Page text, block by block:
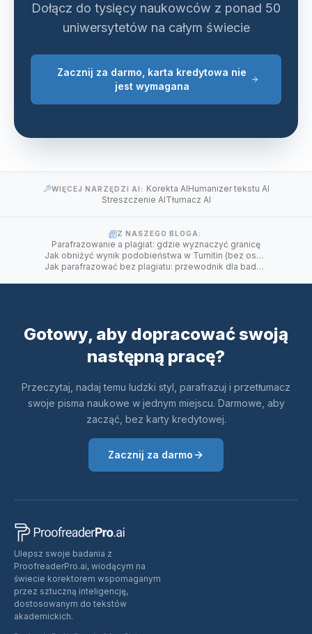
Dołącz do tysięcy naukowców z ponad 50
uniwersytetów na całym świecie
Zacznij za darmo, karta kredytowa nie
jest wymagana
WIĘCEJ NARZĘDZI AI: Korekta AIHumanizer tekstu AI
Streszczenie AITłumacz AI
Z NASZEGO BLOGA:
Parafrazowanie a plagiat: gdzie wyznaczyć granicę
Jak obniżyć wynik podobieństwa w Turnitin (bez oszustwa)
Jak parafrazować bez plagiatu: przewodnik dla badaczy
Gotowy, aby dopracować swoją
następną pracę?
Przeczytaj, nadaj temu ludzki styl, parafrazuj i przetłumacz
swoje pisma naukowe w jednym miejscu. Darmowe, aby
zacząć, bez karty kredytowej.
Zacznij za darmo
Ulepsz swoje badania z
ProofreaderPro.ai, wiodącym na
świecie korektorem wspomaganym
przez sztuczną inteligencję,
dostosowanym do tekstów
akademickich.